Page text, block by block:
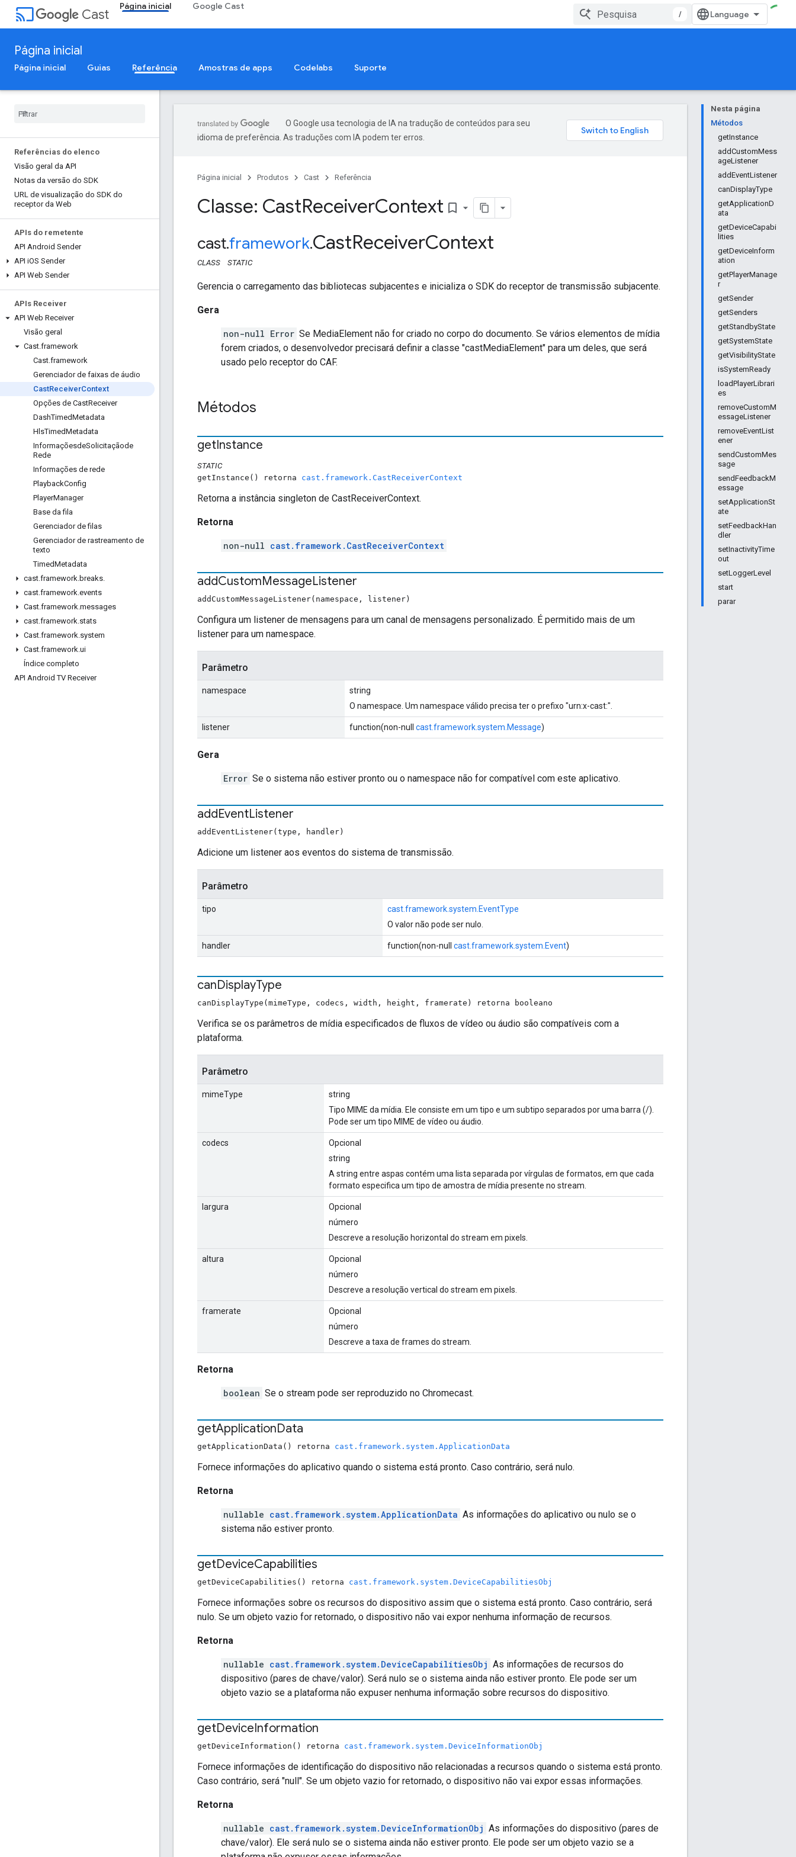
cast Cast
Página inicial Google Cast
/
Página inicial
Página inicial Guias Referência Amostras de apps Codelabs Suporte
Referências do elenco
Visão geral da API
Notas da versão do SDK
URL de visualização do SDK do
receptor da Web
APIs do remetente
API Android Sender
API iOS Sender
API Web Sender
APIs Receiver
API Web Receiver
Visão geral
Cast.framework
Cast.framework
Gerenciador de faixas de áudio
CastReceiverContext
Opções de CastReceiver
DashTimedMetadata
HlsTimedMetadata
InformaçõesdeSolicitaçãode
Rede
Informações de rede
PlaybackConfig
PlayerManager
Base da fila
Gerenciador de filas
Gerenciador de rastreamento de
texto
TimedMetadata
cast.framework.breaks.
cast.framework.events
Cast.framework.messages
cast.framework.stats
Cast.framework.system
Cast.framework.ui
Índice completo
API Android TV Receiver
Nesta página
Métodos
getInstance
addCustomMess
ageListener
addEventListener
canDisplayType
getApplicationD
ata
getDeviceCapabi
lities
getDeviceInform
ation
getPlayerManage
r
getSender
getSenders
getStandbyState
getSystemState
getVisibilityState
isSystemReady
loadPlayerLibrari
es
removeCustomM
essageListener
removeEventList
ener
sendCustomMes
sage
sendFeedbackM
essage
setApplicationSt
ate
setFeedbackHan
dler
setInactivityTime
out
setLoggerLevel
start
parar
O Google usa tecnologia de IA na tradução de conteúdos para seu
idioma de preferência. As traduções com IA podem ter erros.
Página inicial Produtos Cast Referência
Classe: CastReceiverContext bookmark_border
cast.framework.CastReceiverContext
CLASS STATIC
Gerencia o carregamento das bibliotecas subjacentes e inicializa o SDK do receptor de transmissão subjacente.
Gera
non-null Error Se MediaElement não for criado no corpo do documento. Se vários elementos de mídia
forem criados, o desenvolvedor precisará definir a classe "castMediaElement" para um deles, que será
usado pelo receptor do CAF.
Métodos
getInstance
STATIC
getInstance() retorna cast.framework.CastReceiverContext
Retorna a instância singleton de CastReceiverContext.
Retorna
non-null cast.framework.CastReceiverContext
addCustomMessageListener
addCustomMessageListener(namespace, listener)
Configura um listener de mensagens para um canal de mensagens personalizado. É permitido mais de um
listener para um namespace.
Parâmetro
namespace
string
O namespace. Um namespace válido precisa ter o prefixo "urn:x-cast:".
listener function(non-null cast.framework.system.Message)
Gera
Error Se o sistema não estiver pronto ou o namespace não for compatível com este aplicativo.
addEventListener
addEventListener(type, handler)
Adicione um listener aos eventos do sistema de transmissão.
Parâmetro
tipo
cast.framework.system.EventType
O valor não pode ser nulo.
handler function(non-null cast.framework.system.Event)
canDisplayType
canDisplayType(mimeType, codecs, width, height, framerate) retorna booleano
Verifica se os parâmetros de mídia especificados de fluxos de vídeo ou áudio são compatíveis com a
plataforma.
Parâmetro
mimeType
string
Tipo MIME da mídia. Ele consiste em um tipo e um subtipo separados por uma barra (/).
Pode ser um tipo MIME de vídeo ou áudio.
codecs
Opcional
string
A string entre aspas contém uma lista separada por vírgulas de formatos, em que cada
formato especifica um tipo de amostra de mídia presente no stream.
largura
Opcional
número
Descreve a resolução horizontal do stream em pixels.
altura
Opcional
número
Descreve a resolução vertical do stream em pixels.
framerate
Opcional
número
Descreve a taxa de frames do stream.
Retorna
boolean Se o stream pode ser reproduzido no Chromecast.
getApplicationData
getApplicationData() retorna cast.framework.system.ApplicationData
Fornece informações do aplicativo quando o sistema está pronto. Caso contrário, será nulo.
Retorna
nullable cast.framework.system.ApplicationData As informações do aplicativo ou nulo se o
sistema não estiver pronto.
getDeviceCapabilities
getDeviceCapabilities() retorna cast.framework.system.DeviceCapabilitiesObj
Fornece informações sobre os recursos do dispositivo assim que o sistema está pronto. Caso contrário, será
nulo. Se um objeto vazio for retornado, o dispositivo não vai expor nenhuma informação de recursos.
Retorna
nullable cast.framework.system.DeviceCapabilitiesObj As informações de recursos do
dispositivo (pares de chave/valor). Será nulo se o sistema ainda não estiver pronto. Ele pode ser um
objeto vazio se a plataforma não expuser nenhuma informação sobre recursos do dispositivo.
getDeviceInformation
getDeviceInformation() retorna cast.framework.system.DeviceInformationObj
Fornece informações de identificação do dispositivo não relacionadas a recursos quando o sistema está pronto.
Caso contrário, será "null". Se um objeto vazio for retornado, o dispositivo não vai expor essas informações.
Retorna
nullable cast.framework.system.DeviceInformationObj As informações do dispositivo (pares de
chave/valor). Ele será nulo se o sistema ainda não estiver pronto. Ele pode ser um objeto vazio se a